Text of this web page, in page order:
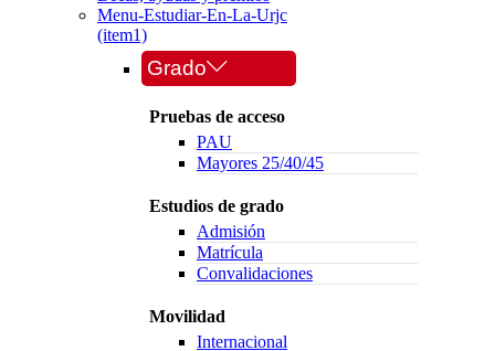
Menu-Estudiar-En-La-Urjc
(item1)
Grado
Pruebas de acceso
PAU
Mayores 25/40/45
Estudios de grado
Admisión
Matrícula
Convalidaciones
Movilidad
Internacional